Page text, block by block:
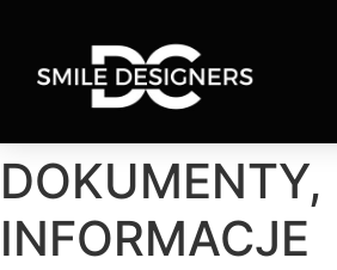
DOKUMENTY,
INFORMACJE